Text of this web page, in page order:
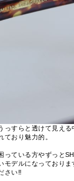
っすらと透けて見え
ており魅力的。
っている方やずっと
モデルになっておりま
さい‼